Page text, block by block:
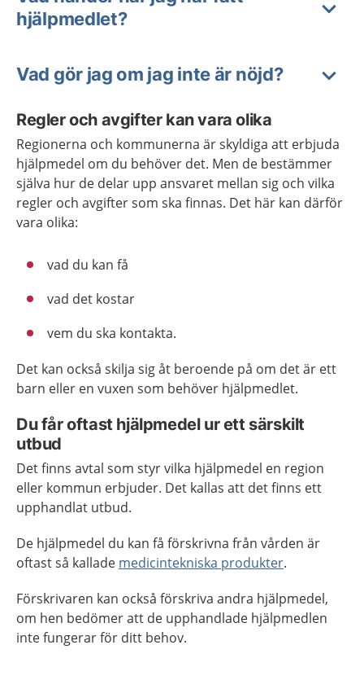
hjälpmedlet?
Vad gör jag om jag inte är nöjd?
Regler och avgifter kan vara olika
Regionerna och kommunerna är skyldiga att erbjuda
hjälpmedel om du behöver det. Men de bestämmer
själva hur de delar upp ansvaret mellan sig och vilka
regler och avgifter som ska finnas. Det här kan därför
vara olika:
vad du kan få
vad det kostar
vem du ska kontakta.
Det kan också skilja sig åt beroende på om det är ett
barn eller en vuxen som behöver hjälpmedlet.
Du får oftast hjälpmedel ur ett särskilt
utbud
Det finns avtal som styr vilka hjälpmedel en region
eller kommun erbjuder. Det kallas att det finns ett
upphandlat utbud.
De hjälpmedel du kan få förskrivna från vården är
oftast så kallade medicintekniska produkter.
Förskrivaren kan också förskriva andra hjälpmedel,
om hen bedömer att de upphandlade hjälpmedlen
inte fungerar för ditt behov.